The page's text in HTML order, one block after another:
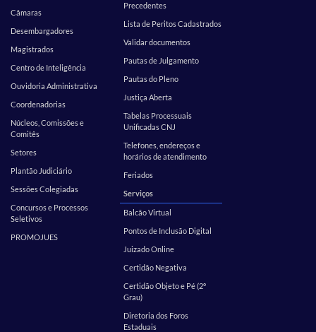
Câmaras
Desembargadores
Magistrados
Centro de Inteligência
Ouvidoria Administrativa
Coordenadorias
Núcleos, Comissões e
Comitês
Setores
Plantão Judiciário
Sessões Colegiadas
Concursos e Processos
Seletivos
PROMOJUES
Precedentes
Lista de Peritos Cadastrados
Validar documentos
Pautas de Julgamento
Pautas do Pleno
Justiça Aberta
Tabelas Processuais
Unificadas CNJ
Telefones, endereços e
horários de atendimento
Feriados
Serviços
Balcão Virtual
Pontos de Inclusão Digital
Juizado Online
Certidão Negativa
Certidão Objeto e Pé (2º
Grau)
Diretoria dos Foros
Estaduais